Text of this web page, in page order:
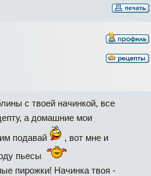
с твоей начинкой, все
а домашние мои
подавай
, вот мне и
пьесы
пирожки! Начинка твоя -